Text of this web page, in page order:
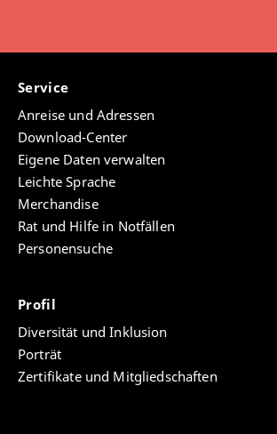
Service
Anreise und Adressen
Download-Center
Eigene Daten verwalten
Leichte Sprache
Merchandise
Rat und Hilfe in Notfällen
Personensuche
Profil
Diversität und Inklusion
Porträt
Zertifikate und Mitgliedschaften